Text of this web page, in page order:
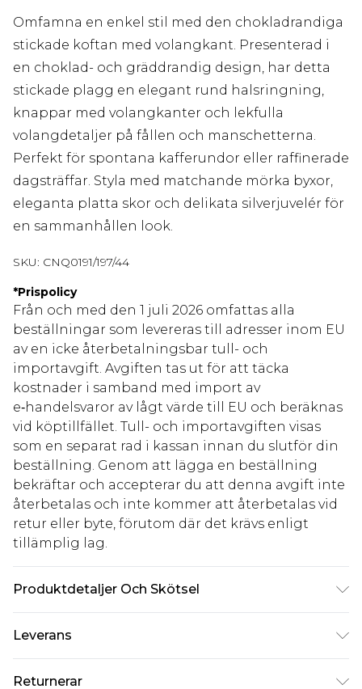
Omfamna en enkel stil med den chokladrandiga
stickade koftan med volangkant. Presenterad i
en choklad- och gräddrandig design, har detta
stickade plagg en elegant rund halsringning,
knappar med volangkanter och lekfulla
volangdetaljer på fållen och manschetterna.
Perfekt för spontana kafferundor eller raffinerade
dagsträffar. Styla med matchande mörka byxor,
eleganta platta skor och delikata silverjuvelér för
en sammanhållen look.
SKU: CNQ0191/197/44
*Prispolicy
Från och med den 1 juli 2026 omfattas alla
beställningar som levereras till adresser inom EU
av en icke återbetalningsbar tull- och
importavgift. Avgiften tas ut för att täcka
kostnader i samband med import av
e‑handelsvaror av lågt värde till EU och beräknas
vid köptillfället. Tull- och importavgiften visas
som en separat rad i kassan innan du slutför din
beställning. Genom att lägga en beställning
bekräftar och accepterar du att denna avgift inte
återbetalas och inte kommer att återbetalas vid
retur eller byte, förutom där det krävs enligt
tillämplig lag.
Produktdetaljer Och Skötsel
Leverans
Standardleverans Sverige
kr80
Returnerar